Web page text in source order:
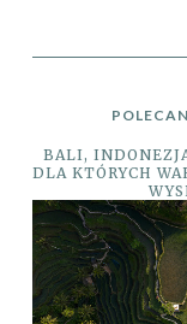
BALI,
DLA KTÓRYCH